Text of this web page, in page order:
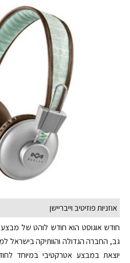
אוזניות פוזיטיב וייבריישן
חודש אוגוסט הוא חודש לוהט של
גב, החברה הגדולה והוותיקה בישראל
יוצאת במבצע אטרקטיבי במיוחד